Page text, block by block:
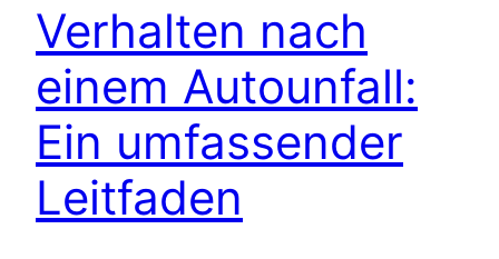
Verhalten nach
einem Autounfall:
Ein umfassender
Leitfaden